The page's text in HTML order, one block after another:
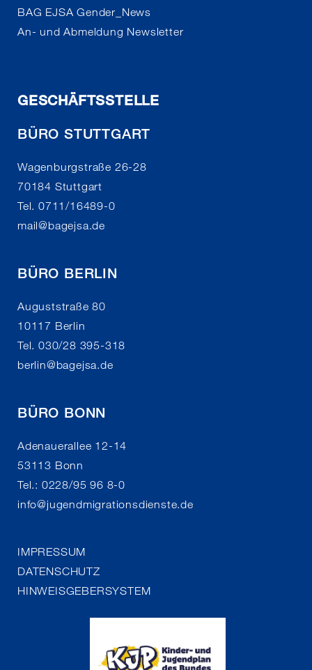
BAG EJSA Gender_News
An- und Abmeldung Newsletter
GESCHÄFTSSTELLE
BÜRO STUTTGART
Wagenburgstraße 26-28
70184 Stuttgart
Tel. 0711/16489-0
mail@bagejsa.de
BÜRO BERLIN
Auguststraße 80
10117 Berlin
Tel. 030/28 395-318
berlin@bagejsa.de
BÜRO BONN
Adenauerallee 12-14
53113 Bonn
Tel.: 0228/95 96 8-0
info@jugendmigrationsdienste.de
IMPRESSUM
DATENSCHUTZ
HINWEISGEBERSYSTEM